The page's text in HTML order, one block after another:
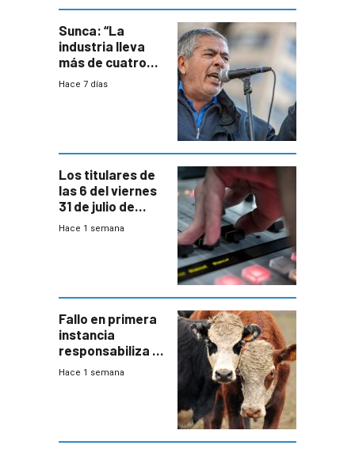
Sunca: “La
industria lleva
más de cuatro
meses sin
Hace 7 días
Los titulares de
las 6 del viernes
31 de julio de
2026
Hace 1 semana
Fallo en primera
instancia
responsabiliza al
Estado por falta
Hace 1 semana